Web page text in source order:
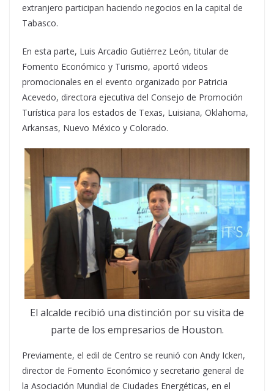
extranjero participan haciendo negocios en la capital de
Tabasco.
En esta parte, Luis Arcadio Gutiérrez León, titular de
Fomento Económico y Turismo, aportó videos
promocionales en el evento organizado por Patricia
Acevedo, directora ejecutiva del Consejo de Promoción
Turística para los estados de Texas, Luisiana, Oklahoma,
Arkansas, Nuevo México y Colorado.
El alcalde recibió una distinción por su visita de
parte de los empresarios de Houston.
Previamente, el edil de Centro se reunió con Andy Icken,
director de Fomento Económico y secretario general de
la Asociación Mundial de Ciudades Energéticas, en el